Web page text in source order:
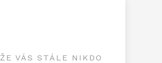
VÁS STÁLE NIKDO